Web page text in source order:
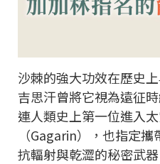
沙棘的強大功效在歷史
吉思汗曾將它視為遠征
連人類史上第一位進入
（Gagarin），也指定
抗輻射與乾澀的秘密武器